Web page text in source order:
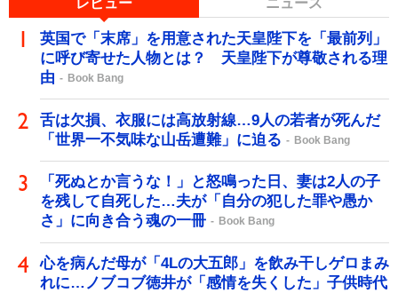
レビュー ニュース
英国で「末席」を用意された天皇陛下を「最前列」
に呼び寄せた人物とは？ 天皇陛下が尊敬される理
由
Book Bang
舌は欠損、衣服には高放射線…9人の若者が死んだ
「世界一不気味な山岳遭難」に迫る
Book Bang
「死ぬとか言うな！」と怒鳴った日、妻は2人の子
を残して自死した…夫が「自分の犯した罪や愚か
さ」に向き合う魂の一冊
Book Bang
心を病んだ母が「4Lの大五郎」を飲み干しゲロまみ
れに…ノブコブ徳井が「感情を失くした」子供時代